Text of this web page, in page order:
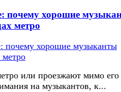
почему хорошие
метро
или проезжают мимо его
на музыкантов, к...